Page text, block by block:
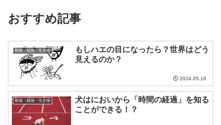
おすすめ記事
動物・植物・生き物
もしハエの目になったら？世界はどう
見えるのか？
2024.05.18
動物・植物・生き物
犬はにおいから「時間の経過」を知る
ことができる！？